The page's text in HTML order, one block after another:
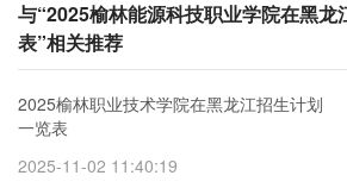
与“2025榆林能源科技职业学院在黑龙
表”相关推荐
2025榆林职业技术学院在黑龙江招生计划
一览表
2025-11-02 11:40:19